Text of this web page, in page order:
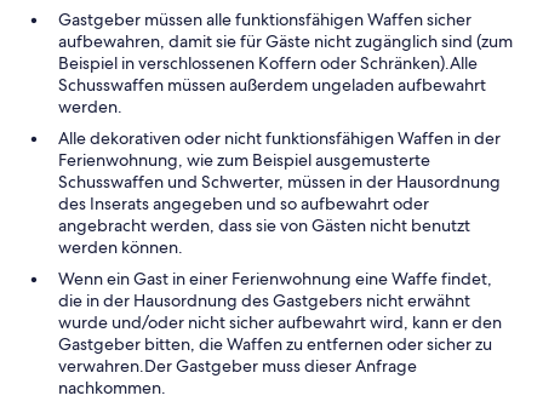
Gastgeber müssen alle funktionsfähigen Waffen sicher
aufbewahren, damit sie für Gäste nicht zugänglich sind (zum
Beispiel in verschlossenen Koffern oder Schränken).Alle
Schusswaffen müssen außerdem ungeladen aufbewahrt
werden.
Alle dekorativen oder nicht funktionsfähigen Waffen in der
Ferienwohnung, wie zum Beispiel ausgemusterte
Schusswaffen und Schwerter, müssen in der Hausordnung
des Inserats angegeben und so aufbewahrt oder
angebracht werden, dass sie von Gästen nicht benutzt
werden können.
Wenn ein Gast in einer Ferienwohnung eine Waffe findet,
die in der Hausordnung des Gastgebers nicht erwähnt
wurde und/oder nicht sicher aufbewahrt wird, kann er den
Gastgeber bitten, die Waffen zu entfernen oder sicher zu
verwahren.Der Gastgeber muss dieser Anfrage
nachkommen.